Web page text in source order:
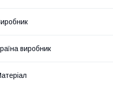
виробник